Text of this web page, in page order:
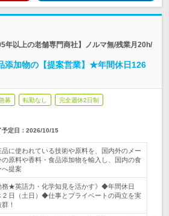
年以上の老舗専門商社】ノルマ無/残業月20h/
添加物の【提案営業】★年間休日126
募 転勤なし 完全週休2日制
予定日： 2026/10/15
品に使われている技術や原料を、国内外のメー
の原料や香料・食品添加物を輸入し、国内の食
へ提案
務★英語力・化学知見を活かす》◆年間休日
2 日（土日）◆仕事とプライベートの両立を実
！